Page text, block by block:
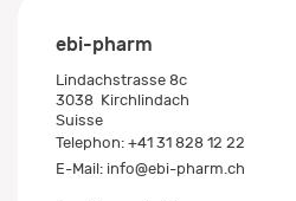
ebi-pharm
Lindachstrasse 8c
3038 Kirchlindach
Suisse
Telephon: +41 31 828 12 22
E-Mail: info@ebi-pharm.ch